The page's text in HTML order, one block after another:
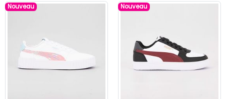
Nouveau Nouveau